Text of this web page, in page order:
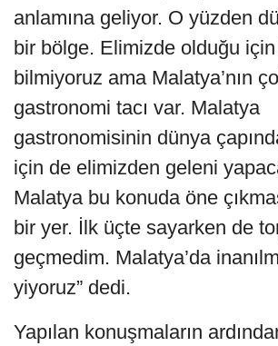
anlamına geliyor. O yüzden
bir bölge. Elimizde olduğu
bilmiyoruz ama Malatya’nın
gastronomi tacı var. Malatya
gastronomisinin dünya
için de elimizden geleni
Malatya bu konuda öne
bir yer. İlk üçte sayarken de
geçmedim. Malatya’da
yiyoruz” dedi.
Yapılan konuşmaların